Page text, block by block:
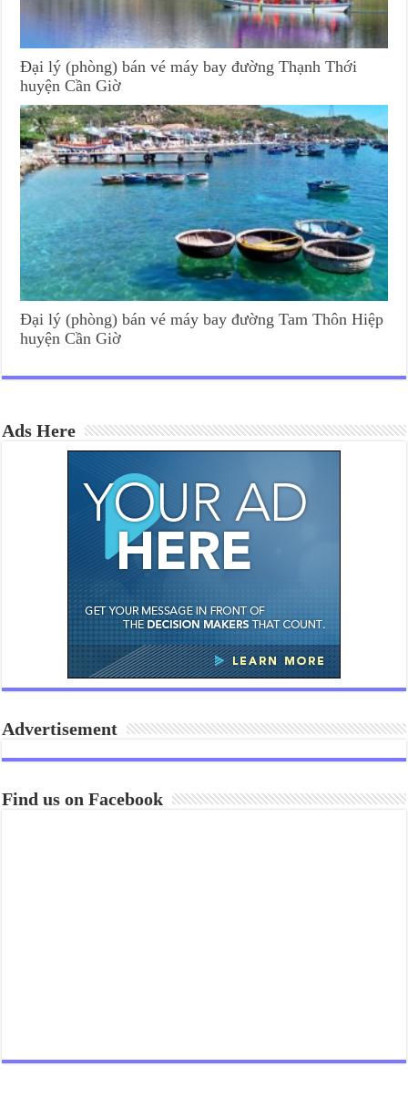
Đại lý (phòng) bán vé máy bay đường Thạnh Thới
huyện Cần Giờ
Đại lý (phòng) bán vé máy bay đường Tam Thôn Hiệp
huyện Cần Giờ
Ads Here
Advertisement
Find us on Facebook